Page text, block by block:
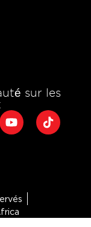
sur les